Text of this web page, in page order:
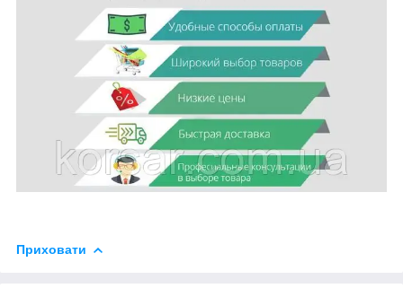
Приховати